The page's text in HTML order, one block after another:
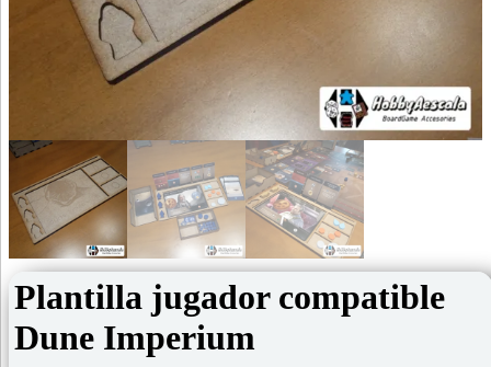
Plantilla jugador compatible
Dune Imperium